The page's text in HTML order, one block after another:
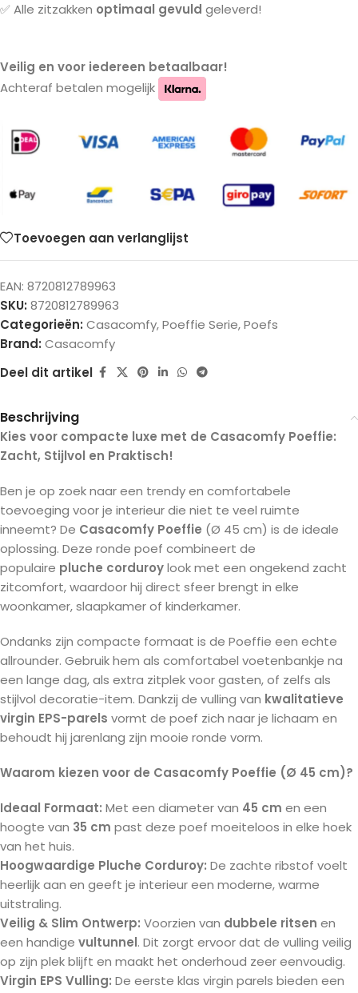
✅ Alle zitzakken optimaal gevuld geleverd!
Veilig en voor iedereen betaalbaar!
Achteraf betalen mogelijk
Toevoegen aan verlanglijst
EAN: 8720812789963
SKU: 8720812789963
Categorieën: Casacomfy,Poeffie Serie,Poefs
Brand: Casacomfy
Deel dit artikel
Beschrijving
Kies voor compacte luxe met de Casacomfy Poeffie:
Zacht, Stijlvol en Praktisch!
Ben je op zoek naar een trendy en comfortabele
toevoeging voor je interieur die niet te veel ruimte
inneemt? De Casacomfy Poeffie (Ø 45 cm) is de ideale
oplossing. Deze ronde poef combineert de
populaire pluche corduroylook met een ongekend zacht
zitcomfort, waardoor hij direct sfeer brengt in elke
woonkamer, slaapkamer of kinderkamer.
Ondanks zijn compacte formaat is de Poeffie een echte
allrounder. Gebruik hem als comfortabel voetenbankje na
een lange dag, als extra zitplek voor gasten, of zelfs als
stijlvol decoratie-item. Dankzij de vulling van kwalitatieve
virgin EPS-parels vormt de poef zich naar je lichaam en
behoudt hij jarenlang zijn mooie ronde vorm.
Waarom kiezen voor de Casacomfy Poeffie (Ø 45 cm)?
Ideaal Formaat: Met een diameter van 45 cm en een
hoogte van 35 cm past deze poef moeiteloos in elke hoek
van het huis.
Hoogwaardige Pluche Corduroy: De zachte ribstof voelt
heerlijk aan en geeft je interieur een moderne, warme
uitstraling.
Veilig & Slim Ontwerp: Voorzien van dubbele ritsen en
een handige vultunnel. Dit zorgt ervoor dat de vulling veilig
op zijn plek blijft en maakt het onderhoud zeer eenvoudig.
Virgin EPS Vulling: De eerste klas virgin parels bieden een